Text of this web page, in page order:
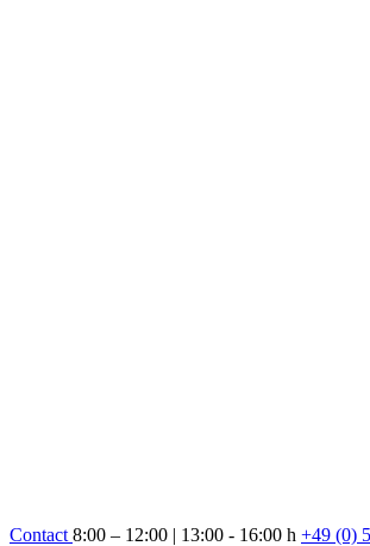
Contact 8:00 – 12:00 | 13:00 - 16:00 h +49 (0)